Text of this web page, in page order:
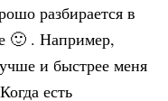
разбирается в
🙂 . Например,
и быстрее меня
есть